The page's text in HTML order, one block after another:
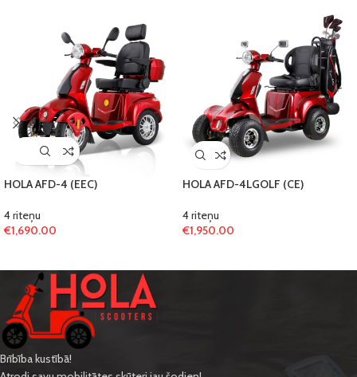
HOLA AFD-4 (EEC)
4 riteņu
€1,690.00
HOLA AFD-4LGOLF (CE)
4 riteņu
€1,950.00
Brībība kustībā!